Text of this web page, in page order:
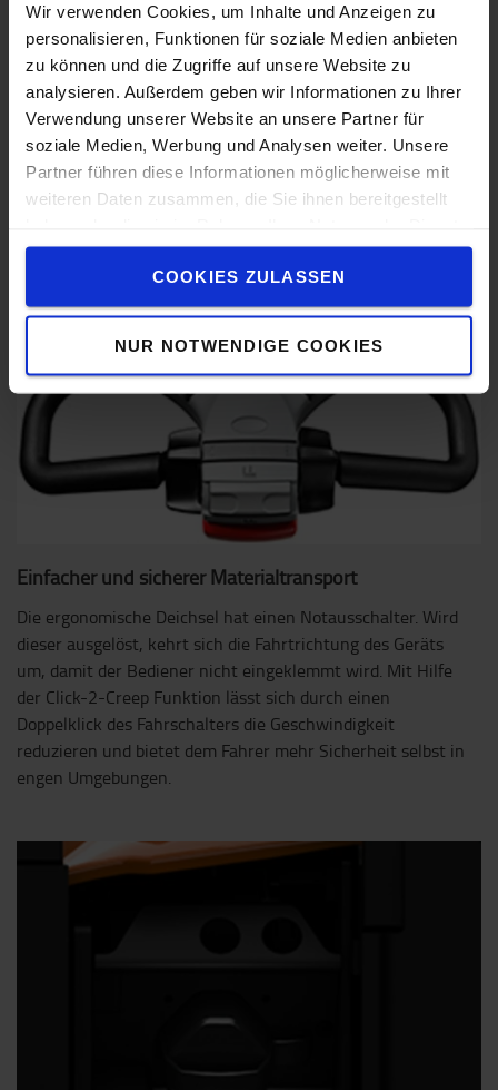
Wir verwenden Cookies, um Inhalte und Anzeigen zu
personalisieren, Funktionen für soziale Medien anbieten
zu können und die Zugriffe auf unsere Website zu
analysieren. Außerdem geben wir Informationen zu Ihrer
Verwendung unserer Website an unsere Partner für
soziale Medien, Werbung und Analysen weiter. Unsere
Partner führen diese Informationen möglicherweise mit
weiteren Daten zusammen, die Sie ihnen bereitgestellt
gesammelt haben.
COOKIES ZULASSEN
NUR NOTWENDIGE COOKIES
Ausgezeichnete Sicht
Dank Freisicht-Hubgerüst und freiem Blick auf die
Gabelspitzen von seiner Position aus, verliert der Bediener
das Arbeitsumfeld nie aus den Augen.
Einfacher und sicherer Materialtransport
Die ergonomische Deichsel hat einen Notausschalter. Wird
dieser ausgelöst, kehrt sich die Fahrtrichtung des Geräts
um, damit der Bediener nicht eingeklemmt wird. Mit Hilfe
der Click-2-Creep Funktion lässt sich durch einen
Doppelklick des Fahrschalters die Geschwindigkeit
reduzieren und bietet dem Fahrer mehr Sicherheit selbst in
engen Umgebungen.